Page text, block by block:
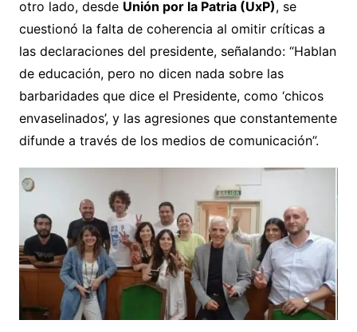
otro lado, desde Unión por la Patria (UxP), se
cuestionó la falta de coherencia al omitir críticas a
las declaraciones del presidente, señalando: “Hablan
de educación, pero no dicen nada sobre las
barbaridades que dice el Presidente, como ‘chicos
envaselinados’, y las agresiones que constantemente
difunde a través de los medios de comunicación”.